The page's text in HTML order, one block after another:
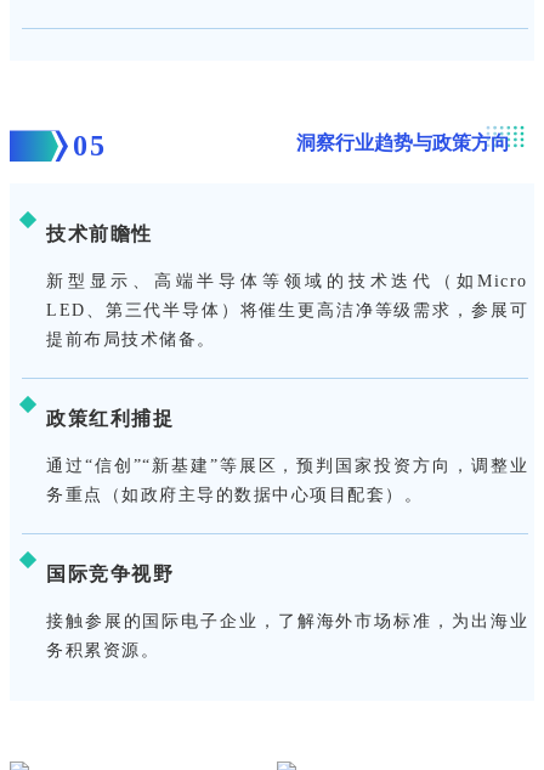
05 洞察行业趋势与政策方向
技术前瞻性
新型显示、高端半导体等领域的技术迭代（如Micro
LED、第三代半导体）将催生更高洁净等级需求，参展可
提前布局技术储备。
政策红利捕捉
通过“信创”“新基建”等展区，预判国家投资方向，调整业
务重点（如政府主导的数据中心项目配套）。
国际竞争视野
接触参展的国际电子企业，了解海外市场标准，为出海业
务积累资源。